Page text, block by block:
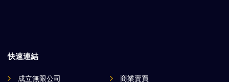
快速連結
成立無限公司
商業賣買